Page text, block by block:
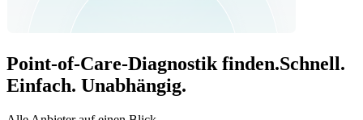
Point-of-Care-Diagnostik finden.Schnell.
Einfach. Unabhängig.